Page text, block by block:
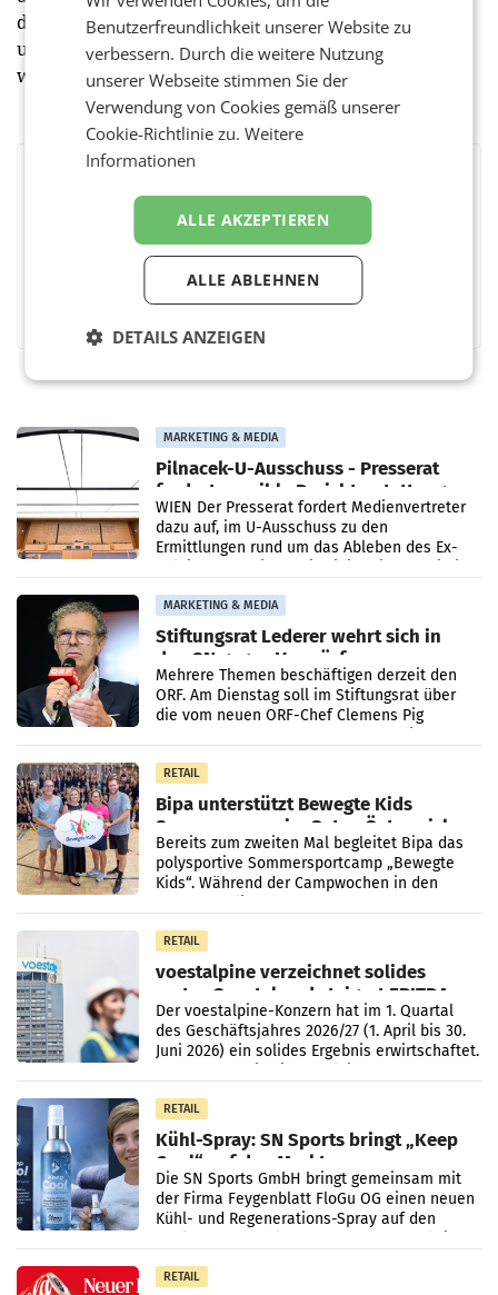
die unternehmensübergreifende Zusammenarbeit
und somit der Datenaustausch ein zentraler Faktor,
wie betont wurde.
MARKETING & MEDIA
Pilnacek-U-Ausschuss - Presserat
fordert sensible Berichterstattung
WIEN Der Presserat fordert Medienvertreter
dazu auf, im U-Ausschuss zu den
Ermittlungen rund um das Ableben des Ex-
MARKETING & MEDIA
Stiftungsrat Lederer wehrt sich in
den SN gegen Vorwürfe
Mehrere Themen beschäftigen derzeit den
ORF. Am Dienstag soll im Stiftungsrat über
die vom neuen ORF-Chef Clemens Pig
RETAIL
Bipa unterstützt Bewegte Kids
Sommercamps im Osten Österreichs
Bereits zum zweiten Mal begleitet Bipa das
polysportive Sommersportcamp „Bewegte
Kids“. Während der Campwochen in den
RETAIL
voestalpine verzeichnet solides
erstes Quartal und steigert EBITDA
Der voestalpine-Konzern hat im 1. Quartal
des Geschäftsjahres 2026/27 (1. April bis 30.
Juni 2026) ein solides Ergebnis erwirtschaftet.
RETAIL
Kühl-Spray: SN Sports bringt „Keep
Cool“ auf den Markt
Die SN Sports GmbH bringt gemeinsam mit
der Firma Feygenblatt FloGu OG einen neuen
Kühl- und Regenerations-Spray auf den
RETAIL
Benutzerfreundlichkeit unserer Website zu
verbessern. Durch die weitere Nutzung
unserer Webseite stimmen Sie der
Verwendung von Cookies gemäß unserer
Cookie-Richtlinie zu.Weitere
Informationen
ALLE AKZEPTIEREN
ALLE ABLEHNEN
DETAILS ANZEIGEN